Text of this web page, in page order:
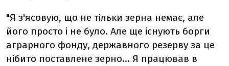
"Я з'ясовую, що не тільки зерна немає, але
його просто і не було. Але ще існують борги
аграрного фонду, державного резерву за це
нібито поставлене зерно... Я працював в